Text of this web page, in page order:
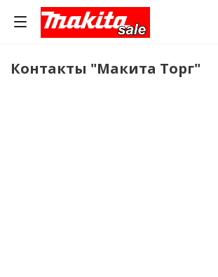
Контакты "Макита Торг"